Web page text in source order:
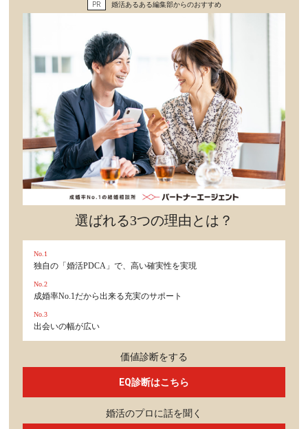
PR 婚活あるある編集部からのおすすめ
選ばれる3つの理由とは？
No.1
独自の「婚活PDCA」で、高い確実性を実現
No.2
成婚率No.1だから出来る充実のサポート
No.3
出会いの幅が広い
価値診断をする
EQ診断はこちら
婚活のプロに話を聞く